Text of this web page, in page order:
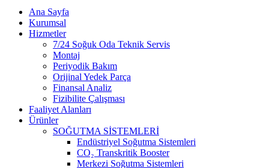
Ana Sayfa
Kurumsal
Hizmetler
7/24 Soğuk Oda Teknik Servis
Montaj
Periyodik Bakım
Orijinal Yedek Parça
Finansal Analiz
Fizibilite Çalışması
Faaliyet Alanları
Ürünler
SOĞUTMA SİSTEMLERİ
Endüstriyel Soğutma Sistemleri
CO₂ Transkritik Booster
Merkezi Soğutma Sistemleri